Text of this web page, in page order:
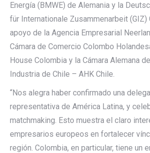
Energía (BMWE) de Alemania y la
für Internationale Zusammenarbeit (GIZ)
apoyo de la Agencia Empresarial
Cámara de Comercio Colombo
House Colombia y la Cámara Alemana
Industria de Chile – AHK Chile.
“Nos alegra haber confirmado una
representativa de América Latina, y
matchmaking. Esto muestra el claro
empresarios europeos en fortalecer
región. Colombia, en particular, tiene un